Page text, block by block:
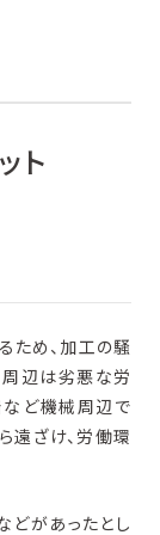
ト
ため、加工の騒
周辺は劣悪な労
など機械周辺で
遠ざけ、労働環
どがあったとし